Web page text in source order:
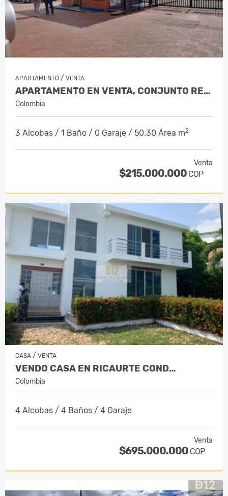
APARTAMENTO / VENTA
APARTAMENTO EN VENTA, CONJUNTO RESID…
Colombia
3 Alcobas / 1 Baño / 0 Garaje / 50.30 Área m2
Venta
$215.000.000 COP
CASA / VENTA
VENDO CASA EN RICAURTE COND…
Colombia
4 Alcobas / 4 Baños / 4 Garaje
Venta
$695.000.000 COP